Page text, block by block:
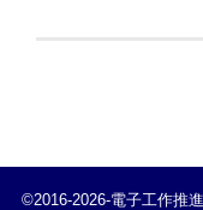
©2016-2026-電子工作推